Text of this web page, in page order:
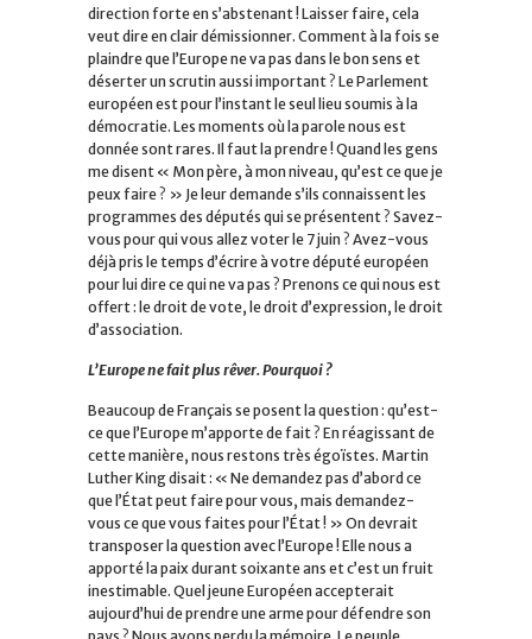
direction forte en s’abstenant ! Laisser faire, cela
veut dire en clair démissionner. Comment à la fois se
plaindre que l’Europe ne va pas dans le bon sens et
déserter un scrutin aussi important ? Le Parlement
européen est pour l’instant le seul lieu soumis à la
démocratie. Les moments où la parole nous est
donnée sont rares. Il faut la prendre ! Quand les gens
me disent « Mon père, à mon niveau, qu’est ce que je
peux faire ? » Je leur demande s’ils connaissent les
programmes des députés qui se présentent ? Savez-
vous pour qui vous allez voter le 7 juin ? Avez-vous
déjà pris le temps d’écrire à votre député européen
pour lui dire ce qui ne va pas ? Prenons ce qui nous est
offert : le droit de vote, le droit d’expression, le droit
d’association.
L’Europe ne fait plus rêver. Pourquoi ?
Beaucoup de Français se posent la question : qu’est-
ce que l’Europe m’apporte de fait ? En réagissant de
cette manière, nous restons très égoïstes. Martin
Luther King disait : « Ne demandez pas d’abord ce
que l’État peut faire pour vous, mais demandez-
vous ce que vous faites pour l’État ! » On devrait
transposer la question avec l’Europe ! Elle nous a
apporté la paix durant soixante ans et c’est un fruit
inestimable. Quel jeune Européen accepterait
aujourd’hui de prendre une arme pour défendre son